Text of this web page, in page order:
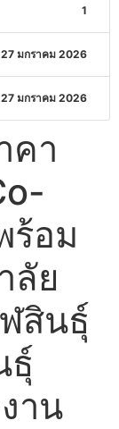
1
27 มกราคม 2026
27 มกราคม 2026
คา
ร้อม
ลัย
สินธุ์
ธุ์
าน